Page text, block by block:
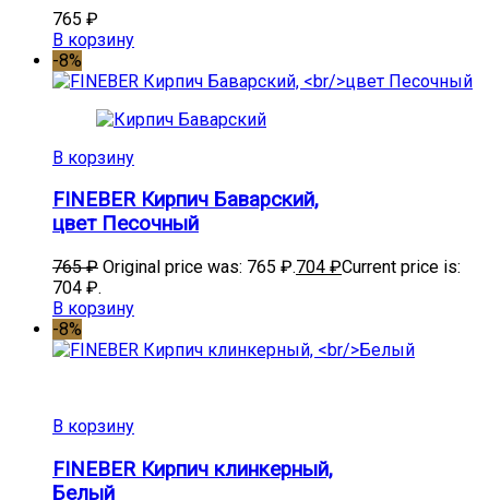
765 ₽
В корзину
-8%
В корзину
FINEBER Кирпич Баварский,
цвет Песочный
765₽ Original price was: 765 ₽.704 ₽Current price is:
704 ₽.
В корзину
-8%
В корзину
FINEBER Кирпич клинкерный,
Белый